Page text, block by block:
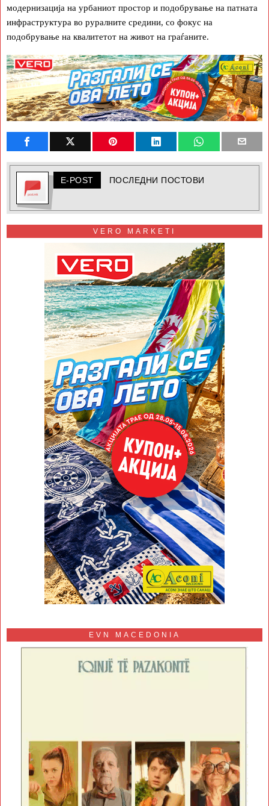
модернизација на урбаниот простор и подобрување на патната
инфраструктура во руралните средини, со фокус на
подобрување на квалитетот на живот на граѓаните.
E-POST ПОСЛЕДНИ ПОСТОВИ
VERO MARKETI
EVN MACEDONIA